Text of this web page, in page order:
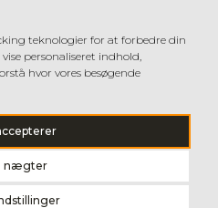
teknologier for at forbedre din
personaliseret indhold,
hvor vores besøgende
nægter